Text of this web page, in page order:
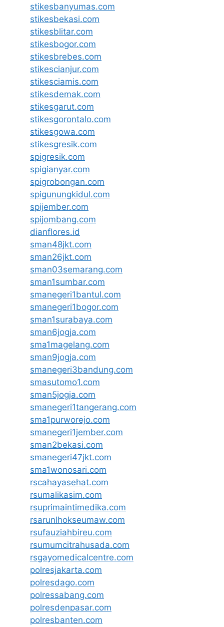
stikesbanyumas.com
stikesbekasi.com
stikesblitar.com
stikesbogor.com
stikesbrebes.com
stikescianjur.com
stikesciamis.com
stikesdemak.com
stikesgarut.com
stikesgorontalo.com
stikesgowa.com
stikesgresik.com
spigresik.com
spigianyar.com
spigrobongan.com
spigunungkidul.com
spijember.com
spijombang.com
dianflores.id
sman48jkt.com
sman26jkt.com
sman03semarang.com
sman1sumbar.com
smanegeri1bantul.com
smanegeri1bogor.com
sman1surabaya.com
sman6jogja.com
sma1magelang.com
sman9jogja.com
smanegeri3bandung.com
smasutomo1.com
sman5jogja.com
smanegeri1tangerang.com
sma1purworejo.com
smanegeri1jember.com
sman2bekasi.com
smanegeri47jkt.com
sma1wonosari.com
rscahayasehat.com
rsumalikasim.com
rsuprimaintimedika.com
rsarunlhokseumaw.com
rsufauziahbireu.com
rsumumcitrahusada.com
rsgayomedicalcentre.com
polresjakarta.com
polresdago.com
polressabang.com
polresdenpasar.com
polresbanten.com